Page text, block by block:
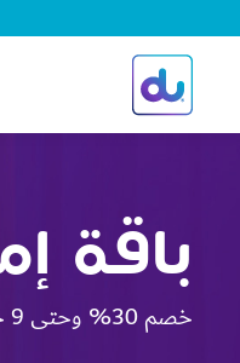
باقة
خصم 30% وحتى 9 خطوط إضافية ب100 درهم لكل خط